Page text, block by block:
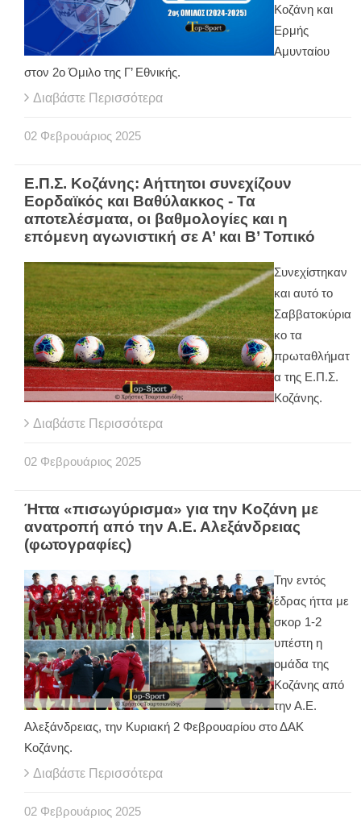
Κοζάνη και
Ερμής
Αμυνταίου
στον 2ο Όμιλο της Γ’ Εθνικής.
Διαβάστε Περισσότερα
02 Φεβρουάριος 2025
Ε.Π.Σ. Κοζάνης: Αήττητοι συνεχίζουν
Εορδαϊκός και Βαθύλακκος - Τα
αποτελέσματα, οι βαθμολογίες και η
επόμενη αγωνιστική σε Α’ και Β’ Τοπικό
Συνεχίστηκαν
και αυτό το
Σαββατοκύρια
κο τα
πρωταθλήματ
α της Ε.Π.Σ.
Κοζάνης.
Διαβάστε Περισσότερα
02 Φεβρουάριος 2025
Ήττα «πισωγύρισμα» για την Κοζάνη με
ανατροπή από την Α.Ε. Αλεξάνδρειας
(φωτογραφίες)
Την εντός
έδρας ήττα με
σκορ 1-2
υπέστη η
ομάδα της
Κοζάνης από
την Α.Ε.
Αλεξάνδρειας, την Κυριακή 2 Φεβρουαρίου στο ΔΑΚ
Κοζάνης.
Διαβάστε Περισσότερα
02 Φεβρουάριος 2025